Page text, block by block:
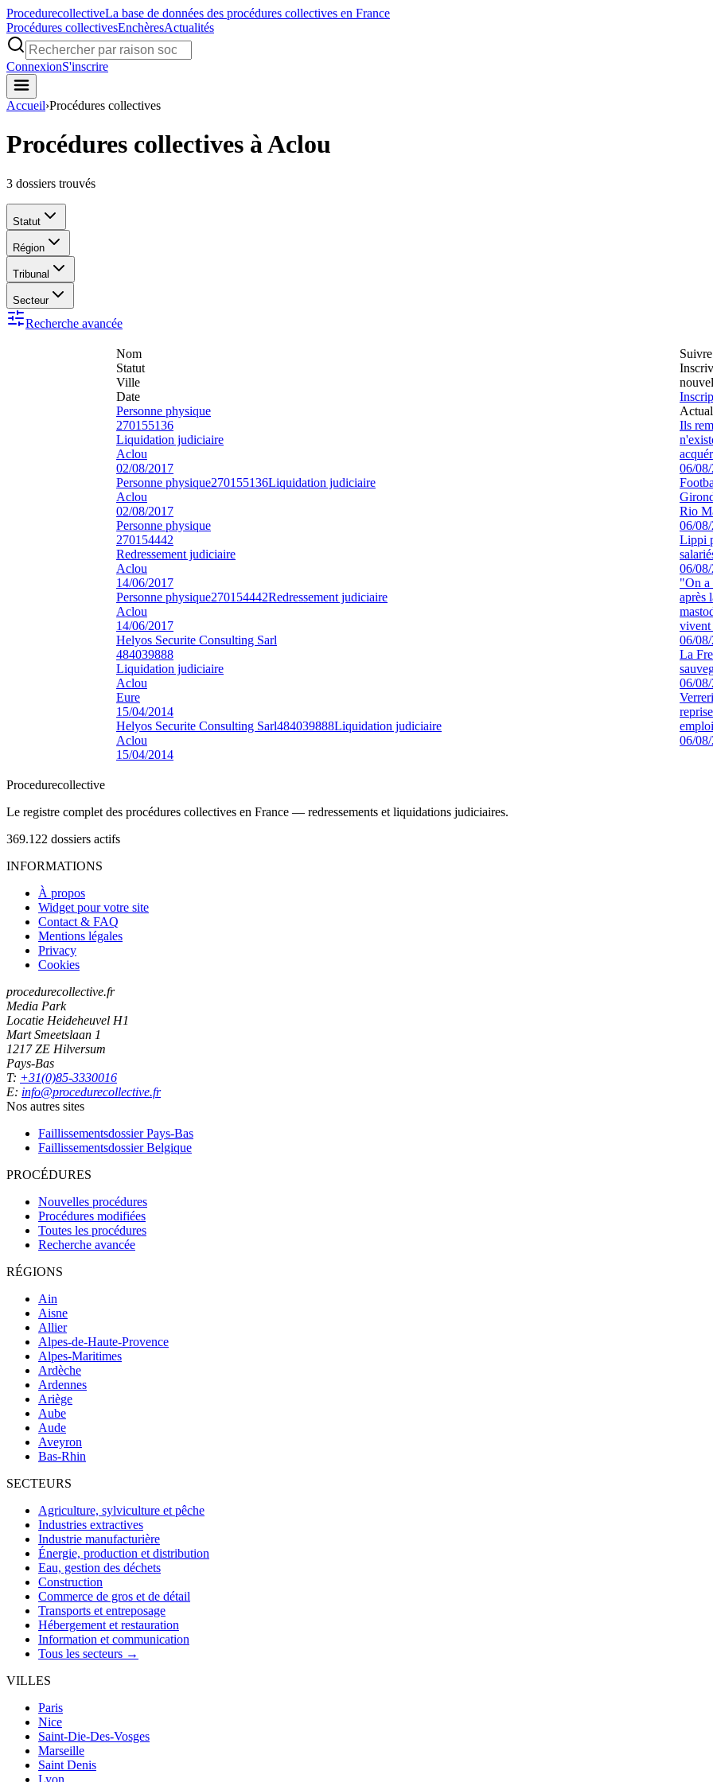
ProcedurecollectiveLa base de données des procédures collectives en France
Procédures collectivesEnchèresActualités
ConnexionS'inscrire
Accueil›Procédures collectives
Procédures collectives à Aclou
3 dossiers trouvés
Statut
Région
Tribunal
Secteur
Recherche avancée
Nom
Statut
Ville
Date
Personne physique
270155136
Liquidation judiciaire
Aclou
02/08/2017
Personne physique270155136Liquidation judiciaire
Aclou
02/08/2017
Personne physique
270154442
Redressement judiciaire
Aclou
14/06/2017
Personne physique270154442Redressement judiciaire
Aclou
14/06/2017
Helyos Securite Consulting Sarl
484039888
Liquidation judiciaire
Aclou
Eure
15/04/2014
Helyos Securite Consulting Sarl484039888Liquidation judiciaire
Aclou
15/04/2014
Ils
06/
Rio
06/
Lippi
06/
"On a
après
vivent
06/
La
06/
06/
Procedurecollective
Le registre complet des procédures collectives en France — redressements et liquidations judiciaires.
369.122 dossiers actifs
INFORMATIONS
À propos
Widget pour votre site
Contact & FAQ
Mentions légales
Privacy
Cookies
procedurecollective.fr
Media Park
Locatie Heideheuvel H1
Mart Smeetslaan 1
1217 ZE Hilversum
Pays-Bas
T: +31(0)85-3330016
E: info@procedurecollective.fr
Nos autres sites
Faillissementsdossier Pays-Bas
Faillissementsdossier Belgique
PROCÉDURES
Nouvelles procédures
Procédures modifiées
Toutes les procédures
Recherche avancée
RÉGIONS
Ain
Aisne
Allier
Alpes-de-Haute-Provence
Alpes-Maritimes
Ardèche
Ardennes
Ariège
Aube
Aude
Aveyron
Bas-Rhin
SECTEURS
Agriculture, sylviculture et pêche
Industries extractives
Industrie manufacturière
Énergie, production et distribution
Eau, gestion des déchets
Construction
Commerce de gros et de détail
Transports et entreposage
Hébergement et restauration
Information et communication
Tous les secteurs →
VILLES
Paris
Nice
Saint-Die-Des-Vosges
Marseille
Saint Denis
Lyon